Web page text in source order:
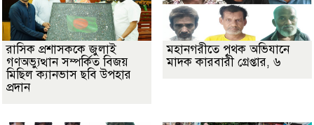
রাসিক প্রশাসককে জুলাই
গণঅভ্যুত্থান সম্পর্কিত বিজয়
মিছিল ক্যানভাস ছবি উপহার
প্রদান
মহানগরীতে পৃথক অভিযানে
মাদক কারবারী গ্রেপ্তার, ৬